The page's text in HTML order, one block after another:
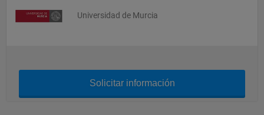
Universidad de Murcia
Solicitar información